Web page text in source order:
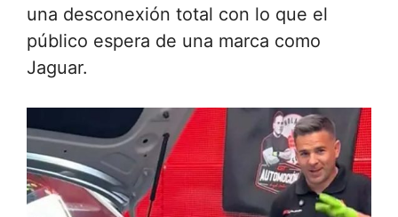
una desconexión total con lo que el
público espera de una marca como
Jaguar.